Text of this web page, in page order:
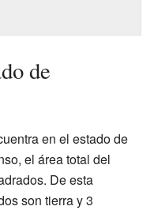
de
en el estado de
el área total del
De esta
son tierra y 3